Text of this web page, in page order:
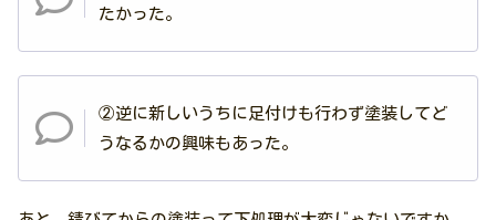
たかった。
②逆に新しいうちに足付けも行わず塗装してど
うなるかの興味もあった。